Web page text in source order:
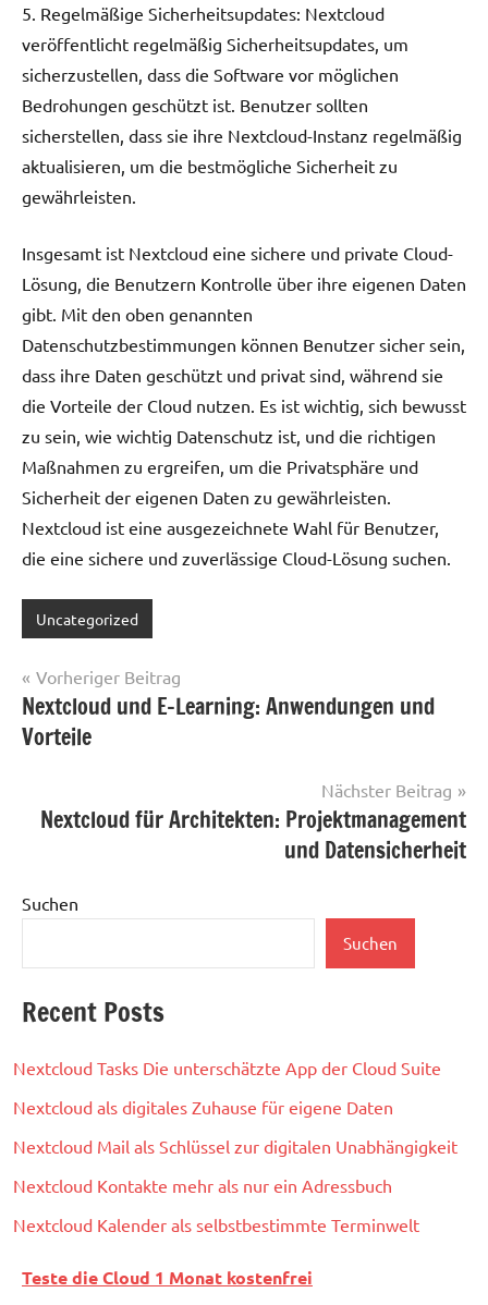
5. Regelmäßige Sicherheitsupdates: Nextcloud
veröffentlicht regelmäßig Sicherheitsupdates, um
sicherzustellen, dass die Software vor möglichen
Bedrohungen geschützt ist. Benutzer sollten
sicherstellen, dass sie ihre Nextcloud-Instanz regelmäßig
aktualisieren, um die bestmögliche Sicherheit zu
gewährleisten.
Insgesamt ist Nextcloud eine sichere und private Cloud-
Lösung, die Benutzern Kontrolle über ihre eigenen Daten
gibt. Mit den oben genannten
Datenschutzbestimmungen können Benutzer sicher sein,
dass ihre Daten geschützt und privat sind, während sie
die Vorteile der Cloud nutzen. Es ist wichtig, sich bewusst
zu sein, wie wichtig Datenschutz ist, und die richtigen
Maßnahmen zu ergreifen, um die Privatsphäre und
Sicherheit der eigenen Daten zu gewährleisten.
Nextcloud ist eine ausgezeichnete Wahl für Benutzer,
die eine sichere und zuverlässige Cloud-Lösung suchen.
Uncategorized
Beitragsnavigation
Vorheriger Beitrag
Nextcloud und E-Learning: Anwendungen und
Vorteile
Nächster Beitrag
Nextcloud für Architekten: Projektmanagement
und Datensicherheit
Suchen
Suchen
Recent Posts
Nextcloud Tasks Die unterschätzte App der Cloud Suite
Nextcloud als digitales Zuhause für eigene Daten
Nextcloud Mail als Schlüssel zur digitalen Unabhängigkeit
Nextcloud Kontakte mehr als nur ein Adressbuch
Nextcloud Kalender als selbstbestimmte Terminwelt
Teste die Cloud 1 Monat kostenfrei